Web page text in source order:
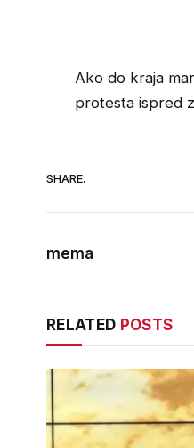
Ako do kraja
protesta ispred
SHARE.
mema
RELATED POSTS